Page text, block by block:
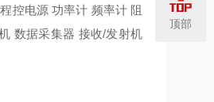
控电源 功率计 频率计 阻
数据采集器 接收/发射机
顶部